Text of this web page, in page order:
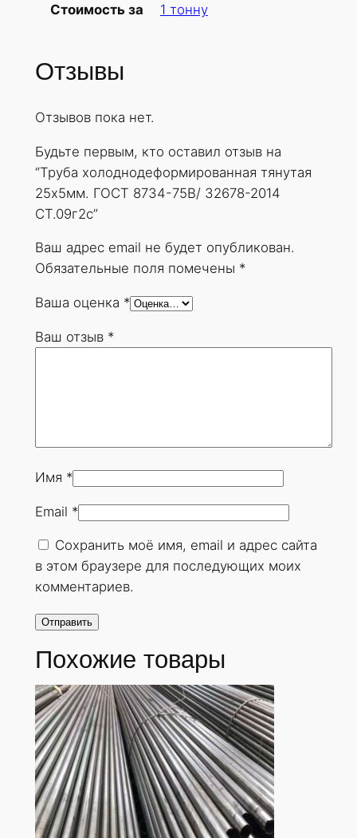
д
о
е
ф
о
р
м
и
о
в
а
т
я
у
5
м
.
Г
О
С
Т
8
Стоимость за 1 тонну
Отзывы
Отзывов пока нет.
Будьте первым, кто оставил отзыв на
“Труба холоднодеформированная тянутая
25х5мм. ГОСТ 8734-75В/ 32678-2014
СТ.09г2с”
Ваш адрес email не будет опубликован.
Обязательные поля помечены *
Ваша оценка *
Ваш отзыв *
Имя *
Email *
Сохранить моё имя, email и адрес сайта
в этом браузере для последующих моих
комментариев.
Похожие товары